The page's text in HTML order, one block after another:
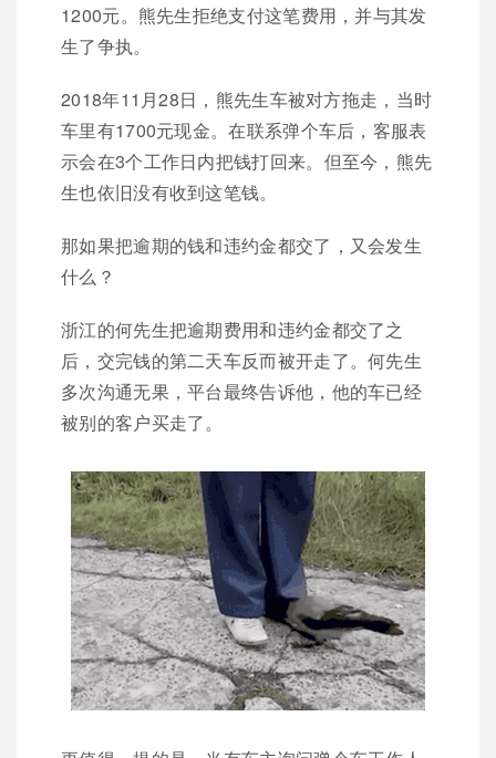
1200元。熊先生拒绝支付这笔费用，并与其发
生了争执。
2018年11月28日，熊先生车被对方拖走，当时
车里有1700元现金。在联系弹个车后，客服表
示会在3个工作日内把钱打回来。但至今，熊先
生也依旧没有收到这笔钱。
那如果把逾期的钱和违约金都交了，又会发生
什么？
浙江的何先生把逾期费用和违约金都交了之
后，交完钱的第二天车反而被开走了。何先生
多次沟通无果，平台最终告诉他，他的车已经
被别的客户买走了。